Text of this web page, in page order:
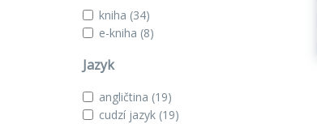
kniha (34)
e-kniha (8)
Jazyk
angličtina (19)
cudzí jazyk (19)